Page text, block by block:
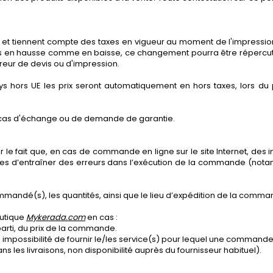
tiennent compte des taxes en vigueur au moment de
hausse comme en baisse, ce changement pourra être
de devis ou d'impression.
hors UE les prix seront automatiquement en hors taxes, lors
d'échange ou de demande de garantie.
le fait que, en cas de commande en ligne sur le site Internet,
d’entraîner des erreurs dans l’exécution de la commande
les quantités, ainsi que le lieu d’expédition de la
Mykerada.comen cas :
du prix de la commande.
de fournir le/les service(s) pour lequel une
les livraisons, non disponibilité auprès du fournisseur habituel).